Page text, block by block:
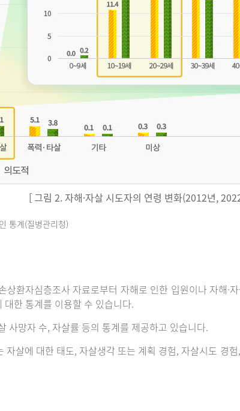
[ 그림 2. 자해·자살 시도자의 연령 변화(2012년,
통계(질병관리청)
상환자심층조사 자료로부터 자해로 인한 입원이나 자해·
한 통계를 이용할 수 있습니다.
사망자 수, 자살률 등의 통계를 제공하고 있습니다.
자살에 대한 태도, 자살생각 또는 계획 경험, 자살시도 경